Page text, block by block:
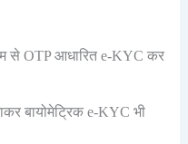
से OTP आधारित e-KYC कर
बायोमेट्रिक e-KYC भी